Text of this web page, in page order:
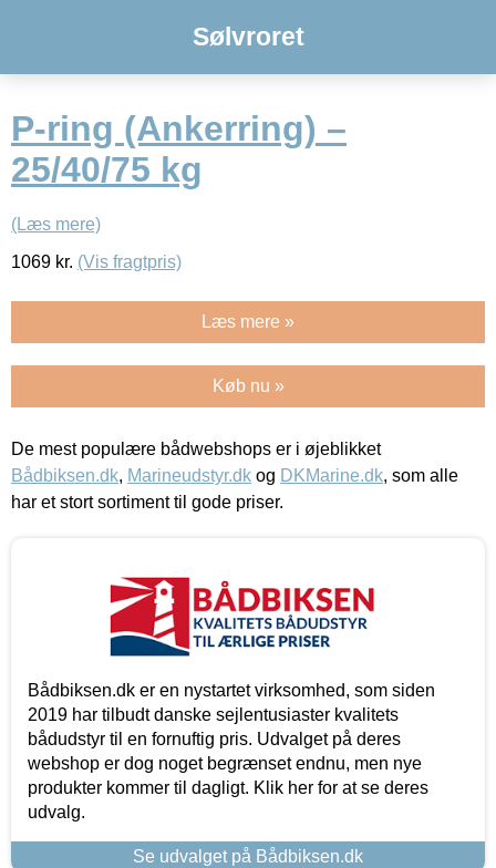
Sølvroret
P-ring (Ankerring) –
25/40/75 kg
(Læs mere)
1069 kr. (Vis fragtpris)
Læs mere »
Køb nu »
De mest populære bådwebshops er i øjeblikket
Bådbiksen.dk, Marineudstyr.dk og DKMarine.dk, som alle
har et stort sortiment til gode priser.
Bådbiksen.dk er en nystartet virksomhed, som siden
2019 har tilbudt danske sejlentusiaster kvalitets
bådudstyr til en fornuftig pris. Udvalget på deres
webshop er dog noget begrænset endnu, men nye
produkter kommer til dagligt. Klik her for at se deres
udvalg.
Se udvalget på Bådbiksen.dk